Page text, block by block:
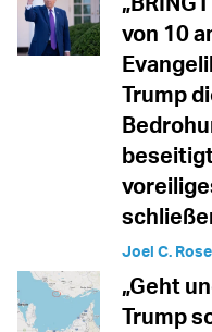
von 10
Trump
Joel C.
„Geht
Trump